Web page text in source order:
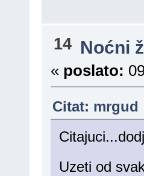
14 Noćni
« poslato:
Citat: mrgud
Uzeti od